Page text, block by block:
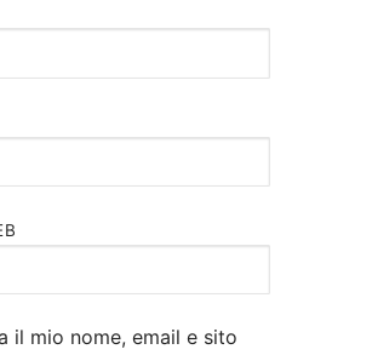
il mio nome, email e sito